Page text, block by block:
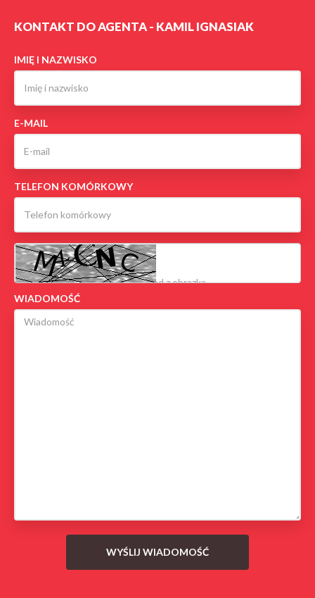
KONTAKT DO AGENTA - KAMIL IGNASIAK
IMIĘ I NAZWISKO
E-MAIL
TELEFON KOMÓRKOWY
WIADOMOŚĆ